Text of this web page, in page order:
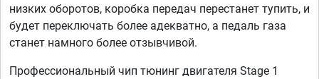
низких оборотов, коробка передач перестанет тупить, и
будет переключать более адекватно, а педаль газа
станет намного более отзывчивой.
Профессиональный чип тюнинг двигателя Stage 1